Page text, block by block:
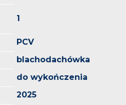
1
PCV
blachodachówka
do wykończenia
2025